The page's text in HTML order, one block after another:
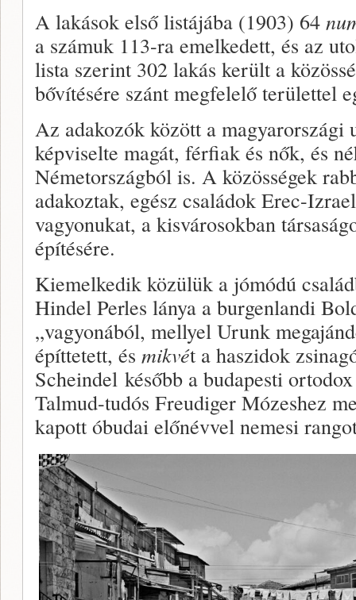
A lakások első listájába (1903) 64
a számuk 113-ra emelkedett, és az
lista szerint 302 lakás került a
bővítésére szánt megfelelő területtel
Az adakozók között a magyarországi
képviselte magát, férfiak és nők, és
Németországból is. A közösségek
adakoztak, egész családok Erec-
vagyonukat, a kisvárosokban
építésére.
Kiemelkedik közülük a jómódú
Hindel Perles lánya a burgenlandi
„vagyonából, mellyel Urunk
építtetett, és mikvét a haszidok
Scheindel később a budapesti
Talmud-tudós Freudiger Mózeshez
kapott óbudai előnévvel nemesi